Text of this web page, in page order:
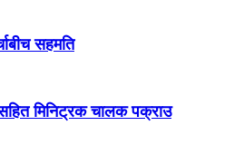
सहमति
मिनिट्रक चालक पक्राउ